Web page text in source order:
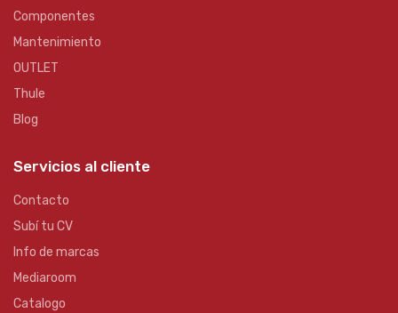
Componentes
Mantenimiento
OUTLET
Thule
Blog
Servicios al cliente
Contacto
Subí tu CV
Info de marcas
Mediaroom
Catalogo